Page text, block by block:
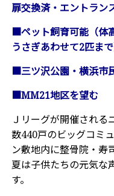
扉交換済・エントラン
■ペット飼育可能（体
うさぎあわせて2匹まで
■三ツ沢公園・横浜市
■MM21地区を望む
Ｊリーグが開催される
数440戸のビッグコミ
ン敷地内に整骨院・寿
夏は子供たちの元気な
す。